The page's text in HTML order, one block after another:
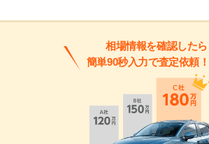
相場情報を確認したら
簡単90秒入力で査定依頼！